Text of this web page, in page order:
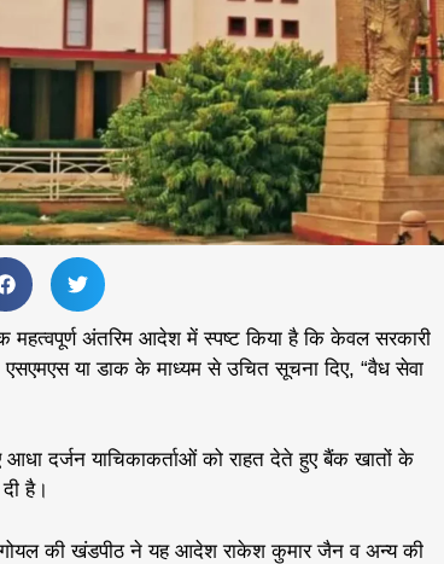
महत्वपूर्ण अंतरिम आदेश में स्पष्ट किया है कि केवल सरकारी
एसएमएस या डाक के माध्यम से उचित सूचना दिए, “वैध सेवा
आधा दर्जन याचिकाकर्ताओं को राहत देते हुए बैंक खातों के
है।
की खंडपीठ ने यह आदेश राकेश कुमार जैन व अन्य की